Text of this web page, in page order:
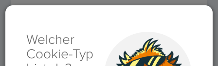
Rubriken»Fakten der Sprache
Made in Germany: